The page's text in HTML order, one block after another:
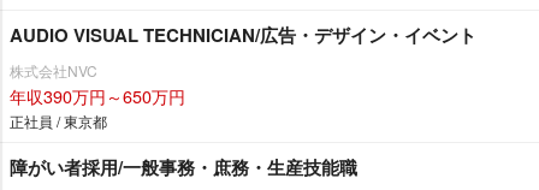
AUDIO VISUAL TECHNICIAN/広告・デザイン・イベント
株式会社NVC
年収390万円～650万円
正社員 / 東京都
障がい者採用/一般事務・庶務・生産技能職